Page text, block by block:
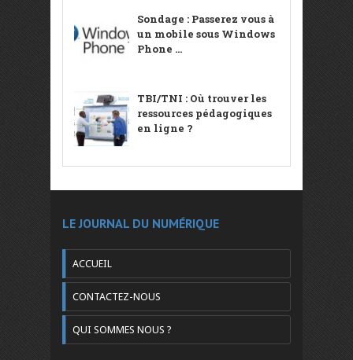
Sondage : Passerez vous à
un mobile sous Windows
Phone ...
TBI/TNI : Où trouver les
ressources pédagogiques
en ligne ?
LE JOURNAL DU NUMÉRIQUE
ACCUEIL
CONTACTEZ-NOUS
QUI SOMMES NOUS ?